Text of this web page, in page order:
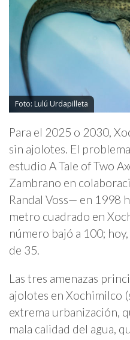
Foto: Lulú Urdapilleta
Para el 2025 o 2030,
sin ajolotes. El
estudio A Tale of Two
Zambrano en
Randal Voss— en 1998
metro cuadrado en
número bajó a 100;
de 35.
Las tres amenazas
ajolotes en Xochimilco
extrema urbanización,
mala calidad del agua,